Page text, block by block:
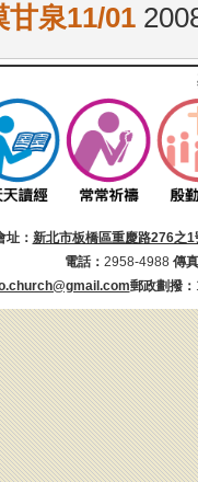
甘泉11/01
址： 新北市板橋區重慶路276之1
電話： 2958-4988 傳
郵政劃撥：